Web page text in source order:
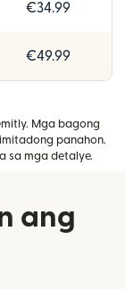
€34.99
€49.99
Mga bagong
panahon.
sa bagong
sa mga detalye.
ang